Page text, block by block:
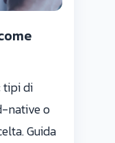
tipi di
native o
Guida